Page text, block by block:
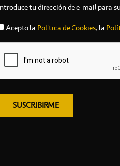
tu dirección de e-mail para
Acepto la Política de Cookies, la